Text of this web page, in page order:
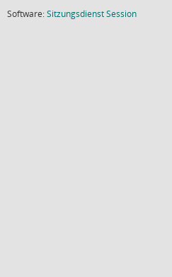
Software:SitzungsdienstSession(Wird in